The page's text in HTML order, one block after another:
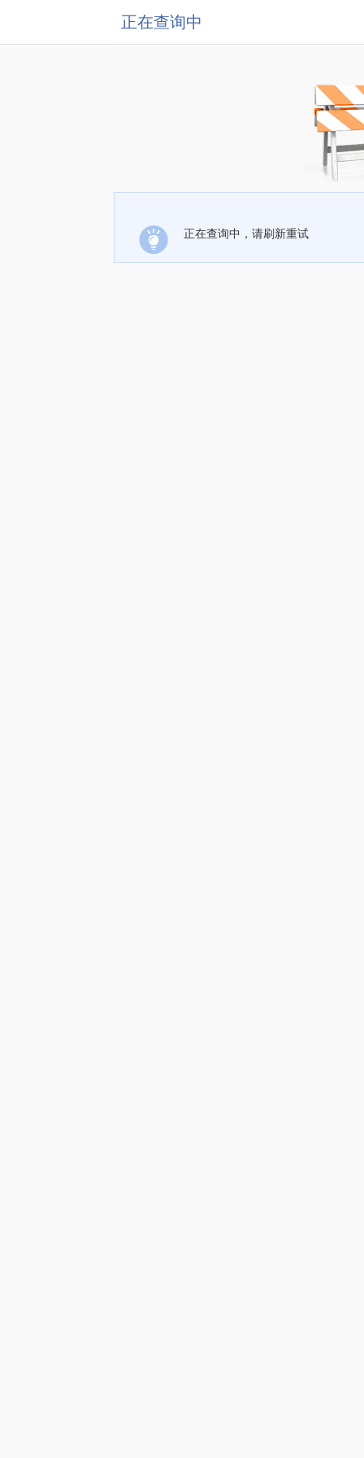
正在查询中
正在查询中，请刷新重试